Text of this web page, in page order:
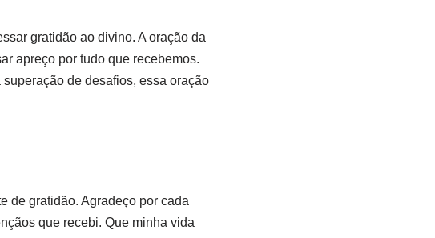
gratidão ao divino. A oração da
apreço por tudo que recebemos.
de desafios, essa oração
de gratidão. Agradeço por cada
que recebi. Que minha vida